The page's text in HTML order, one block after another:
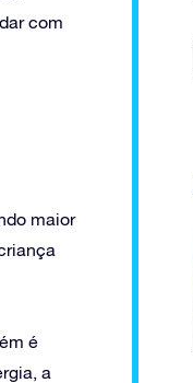
com
maior
é
a